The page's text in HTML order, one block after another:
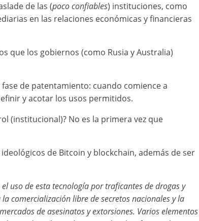
de las (poco confiables) instituciones, como
en las relaciones económicas y financieras
que los gobiernos (como Rusia y Australia)
de patentamiento: cuando comience a
y acotar los usos permitidos.
(institucional)? No es la primera vez que
de Bitcoin y blockchain, además de ser
uso de esta tecnología por traficantes de drogas y
comercialización libre de secretos nacionales y la
de asesinatos y extorsiones. Varios elementos